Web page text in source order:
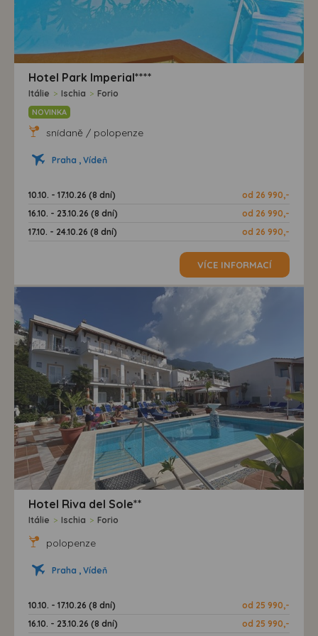
Hotel Park Imperial****
Itálie > Ischia > Forio
NOVINKA
snídaně / polopenze
Praha , Vídeň
10.10. - 17.10.26 (8 dní)
od 26 990,-
16.10. - 23.10.26 (8 dní)
od 26 990,-
17.10. - 24.10.26 (8 dní)
od 26 990,-
VÍCE INFORMACÍ
Hotel Riva del Sole**
Itálie > Ischia > Forio
polopenze
Praha , Vídeň
10.10. - 17.10.26 (8 dní)
od 25 990,-
16.10. - 23.10.26 (8 dní)
od 25 990,-